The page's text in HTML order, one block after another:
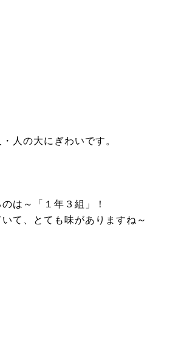
人の大にぎわいです。
は～「１年３組」！
て、とても味がありますね～